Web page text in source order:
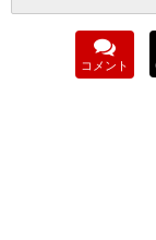
コメント